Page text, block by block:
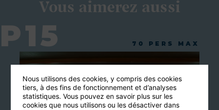
Vous aimerez aussi
P15 70 PERS MAX
Nous utilisons des cookies, y compris des cookies
tiers, à des fins de fonctionnement et d’analyses
statistiques. Vous pouvez en savoir plus sur les
cookies que nous utilisons ou les désactiver dans